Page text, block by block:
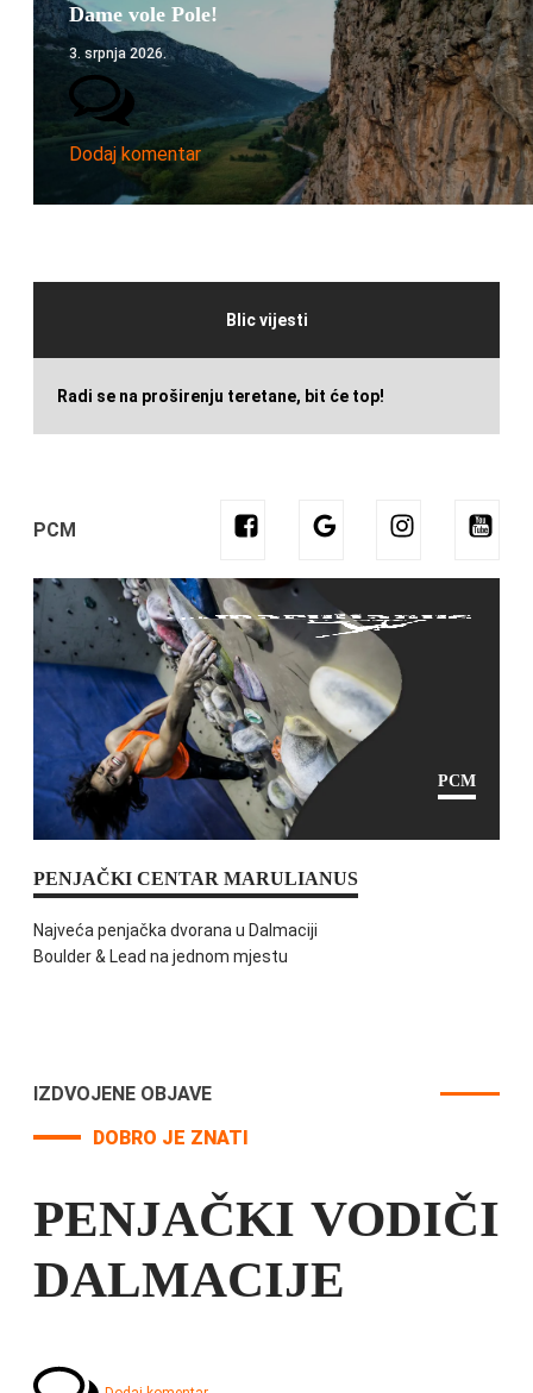
Dame vole Pole!
3. srpnja 2026.
Dodaj komentar
Blic vijesti
Radi se na proširenju teretane, bit će top!
PCM
PCM
PENJAČKI CENTAR MARULIANUS
Najveća penjačka dvorana u Dalmaciji
Boulder & Lead na jednom mjestu
IZDVOJENE OBJAVE
DOBRO JE ZNATI
PENJAČKI VODIČI
DALMACIJE